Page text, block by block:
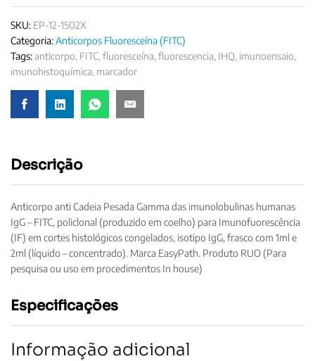
Chain
–
Concentrado
quantity
SKU: EP-12-1502X
Categoria:Anticorpos Fluoresceína (FITC)
Tags:anticorpo, FITC, fluoresceína, fluorescencia, IHQ, imunoensaio,
imunohistoquímica, marcador
Descrição
Anticorpo anti Cadeia Pesada Gamma das imunolobulinas humanas
IgG – FITC, policlonal (produzido em coelho) para Imunofuorescência
(IF) em cortes histológicos congelados, isotipo IgG, frasco com 1ml e
2ml (líquido – concentrado). Marca EasyPath. Produto RUO (Para
pesquisa ou uso em procedimentos In house)
Especificações
Informação adicional